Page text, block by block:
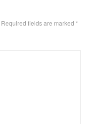
Required fields are marked *